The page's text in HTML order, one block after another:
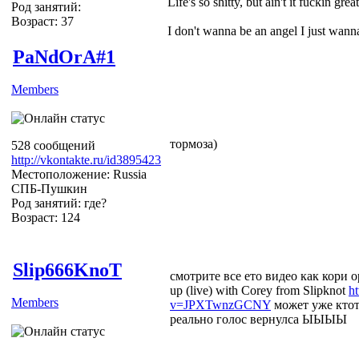
Род занятий:
Возраст: 37
I don't wanna be an angel I just
PaNdOrA#1
Members
528 сообщений
http://vkontakte.ru/id3895423
Местоположение: Russia
СПБ-Пушкин
Род занятий: где?
Возраст: 124
тормоза)
Slip666KnoT
Members
смотрите все ето видео как кори
up (live) with Corey from Slipknot
v=JPXTwnzGCNY может уже
реально голос вернулса ЫЫЫЫ